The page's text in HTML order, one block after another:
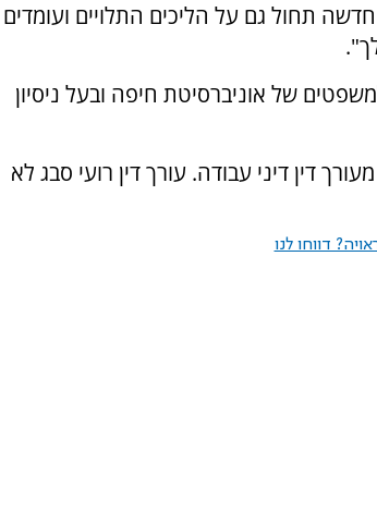
תחול גם על הליכים התלויים ועומדים
של אוניברסיטת חיפה ובעל ניסיון
דין דיני עבודה. עורך דין רועי סבג לא
דווחו לנו